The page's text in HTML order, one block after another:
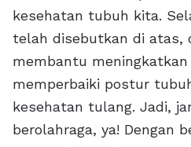
kesehatan tubuh kita.
telah disebutkan di atas,
membantu
memperbaiki postur
kesehatan tulang. Jadi,
berolahraga, ya! Dengan